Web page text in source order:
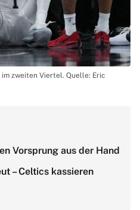
zweiten Viertel. Quelle: Eric
Vorsprung aus der Hand
– Celtics kassieren